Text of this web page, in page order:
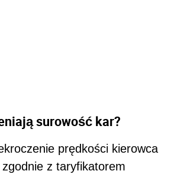
surowość kar?
prędkości kierowca
z taryfikatorem